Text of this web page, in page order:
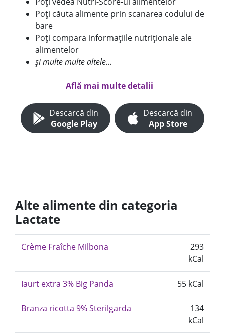
Poți căuta alimente prin scanarea codului de
bare
Poți compara informațiile nutriționale ale
alimentelor
și multe multe altele...
Află mai multe detalii
Descarcă din
Google Play
Descarcă din
App Store
Alte alimente din categoria
Lactate
Crème Fraîche Milbona
293
kCal
Iaurt extra 3% Big Panda 55 kCal
Branza ricotta 9% Sterilgarda
134
kCal